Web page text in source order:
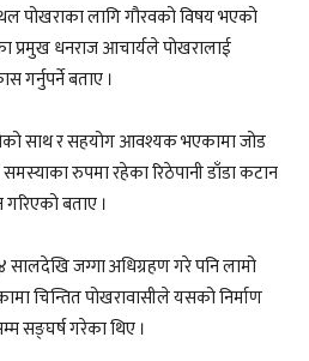
पोखराका लागि गौरवको विषय भएको
प्रमुख धनराज आचार्यले पोखरालाई
गर्नुपर्ने बताए ।
साथ र सहयोग आवश्यक भएकामा जोड
रुपमा रहेका रिठेपानी डाँडा कटान
बताए ।
सालदेखि जग्गा अधिग्रहण गरे पनि लामो
चिन्तित पोखरावासीले यसको निर्माण
सङ्घर्ष गरेका थिए ।